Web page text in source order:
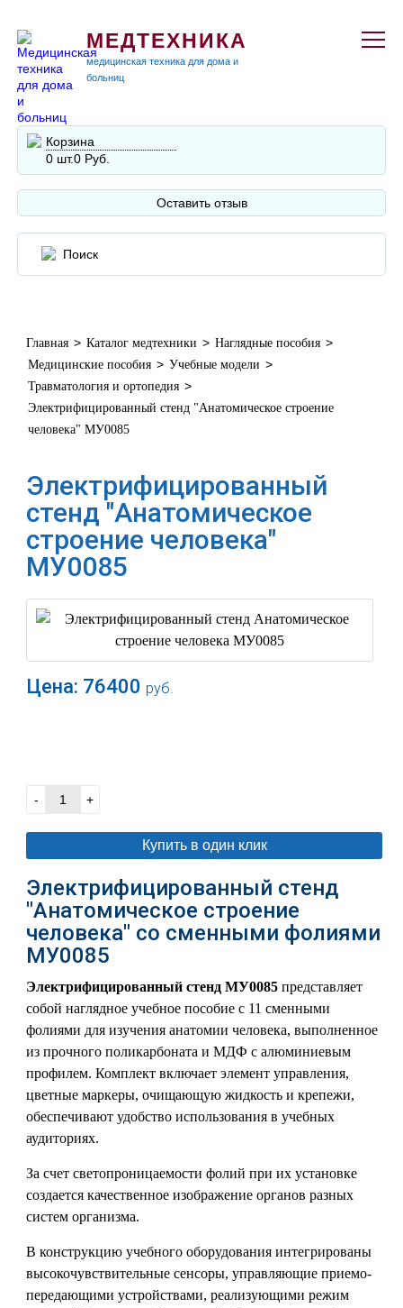
МЕДТЕХНИКА
медицинская техника для дома и
больниц
Корзина
0 шт.0 Руб.
Оставить отзыв
Главная > Каталог медтехники > Наглядные пособия >
Медицинские пособия > Учебные модели >
Травматология и ортопедия >
Электрифицированный стенд "Анатомическое строение
человека" МУ0085
Электрифицированный
стенд "Анатомическое
строение человека"
МУ0085
Цена: 76400 руб.
- +
Купить в один клик
Электрифицированный стенд
"Анатомическое строение
человека" со сменными фолиями
МУ0085
Электрифицированный стенд МУ0085представляет
собой наглядное учебное пособие с 11 сменными
фолиями для изучения анатомии человека, выполненное
из прочного поликарбоната и МДФ с алюминиевым
профилем. Комплект включает элемент управления,
цветные маркеры, очищающую жидкость и крепежи,
обеспечивают удобство использования в учебных
аудиториях.
За счет светопроницаемости фолий при их установке
создается качественное изображение органов разных
систем организма.
В конструкцию учебного оборудования интегрированы
высокочувствительные сенсоры, управляющие приемо-
передающими устройствами, реализующими режим